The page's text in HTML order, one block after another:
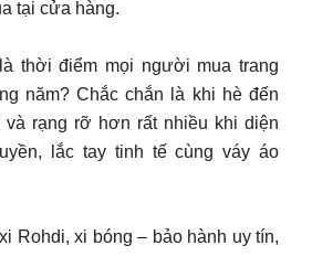
tại cửa hàng.
thời điểm mọi người mua trang
năm? Chắc chắn là khi hè đến
rạng rỡ hơn rất nhiều khi diện
lắc tay tinh tế cùng váy áo
Rohdi, xi bóng – bảo hành uy tín,